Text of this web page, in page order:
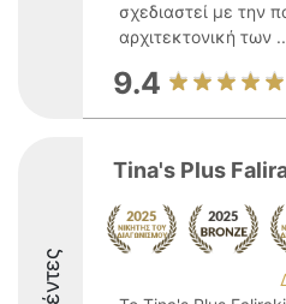
σχεδιαστεί με την
αρχιτεκτονική των
9.4
Tina's Plus